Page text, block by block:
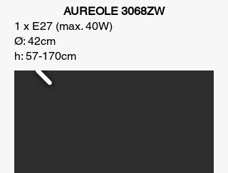
AUREOLE 3068ZW
1 x E27 (max. 40W)
Ø: 42cm
h: 57-170cm